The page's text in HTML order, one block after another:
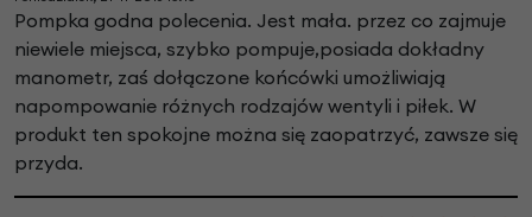
Pompka godna polecenia. Jest mała. przez co zajmuje
niewiele miejsca, szybko pompuje,posiada dokładny
manometr, zaś dołączone końcówki umożliwiają
napompowanie różnych rodzajów wentyli i piłek. W
produkt ten spokojne można się zaopatrzyć, zawsze się
przyda.